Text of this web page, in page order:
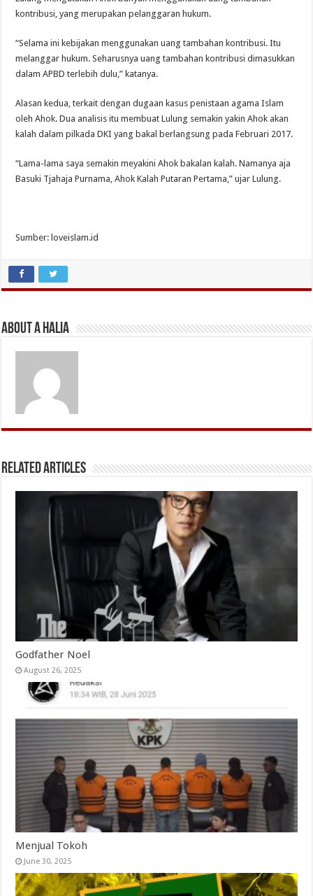
kontribusi, yang merupakan pelanggaran hukum.
“Selama ini kebijakan menggunakan uang tambahan kontribusi. Itu
melanggar hukum. Seharusnya uang tambahan kontribusi dimasukkan
dalam APBD terlebih dulu,” katanya.
Alasan kedua, terkait dengan dugaan kasus penistaan agama Islam
oleh Ahok. Dua analisis itu membuat Lulung semakin yakin Ahok akan
kalah dalam pilkada DKI yang bakal berlangsung pada Februari 2017.
“Lama-lama saya semakin meyakini Ahok bakalan kalah. Namanya aja
Basuki Tjahaja Purnama, Ahok Kalah Putaran Pertama,” ujar Lulung.
Sumber: loveislam.id
About A Halia
Related Articles
Godfather Noel
August 26, 2025
Menjual Tokoh
June 30, 2025